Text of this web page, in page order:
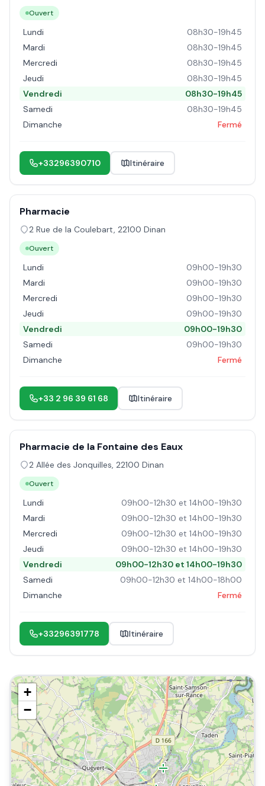
Ouvert
Lundi
08h30-19h45
Mardi
08h30-19h45
Mercredi
08h30-19h45
Jeudi
08h30-19h45
Vendredi
08h30-19h45
Samedi
08h30-19h45
Dimanche
Fermé
+33296390710 Itinéraire
Pharmacie
2 Rue de la Coulebart, 22100 Dinan
Ouvert
Lundi
09h00-19h30
Mardi
09h00-19h30
Mercredi
09h00-19h30
Jeudi
09h00-19h30
Vendredi
09h00-19h30
Samedi
09h00-19h30
Dimanche
Fermé
+33 2 96 39 61 68 Itinéraire
Pharmacie de la Fontaine des Eaux
2 Allée des Jonquilles, 22100 Dinan
Ouvert
Lundi
09h00-12h30 et 14h00-19h30
Mardi
09h00-12h30 et 14h00-19h30
Mercredi
09h00-12h30 et 14h00-19h30
Jeudi
09h00-12h30 et 14h00-19h30
Vendredi
09h00-12h30 et 14h00-19h30
Samedi
09h00-12h30 et 14h00-18h00
Dimanche
Fermé
+33296391778 Itinéraire
+
−